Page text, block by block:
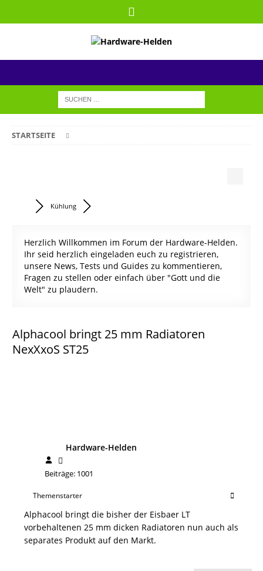
STARTSEITE
Kühlung
Herzlich Willkommen im Forum der Hardware-Helden.
Ihr seid herzlich eingeladen euch zu registrieren,
unsere News, Tests und Guides zu kommentieren,
Fragen zu stellen oder einfach über "Gott und die
Welt" zu plaudern.
Alphacool bringt 25 mm Radiatoren
NexXxoS ST25
Hardware-Helden
Beiträge: 1001
Themenstarter
Alphacool bringt die bisher der Eisbaer LT
vorbehaltenen 25 mm dicken Radiatoren nun auch als
separates Produkt auf den Markt.